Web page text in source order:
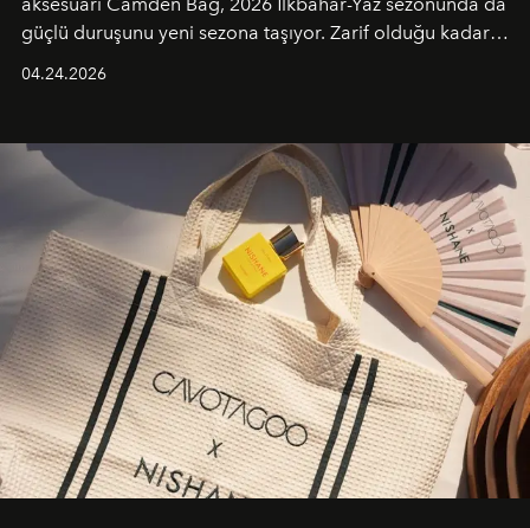
aksesuarı Camden Bag, 2026 İlkbahar-Yaz sezonunda da
güçlü duruşunu yeni sezona taşıyor. Zarif olduğu kadar
04.24.2026